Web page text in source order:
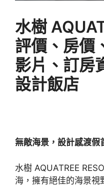
水樹
評價、房價
影片、訂房
設計飯店
無敵海景，設計感渡假
水樹 AQUATREE
海，擁有絕佳的海景視